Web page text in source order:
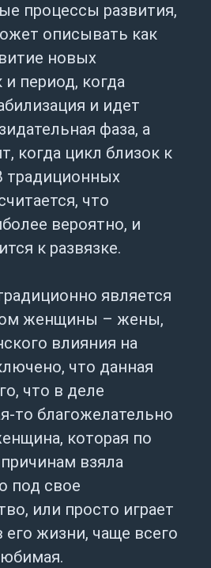
процессы развития,
описывать как
новых
и период, когда
и идет
фаза, а
когда цикл близок к
традиционных
что
вероятно, и
к развязке.
является
женщины – жены,
влияния на
что данная
что в деле
то благожелательно
которая по
взяла
под свое
или просто играет
жизни, чаще всего